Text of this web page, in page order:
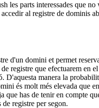
les parts interessades que no
al registre de dominis
d'un domini et permet
registre que efectuarem en
D'aquesta manera la
és molt més elevada que
que has de tenir en compte
registre per segon.